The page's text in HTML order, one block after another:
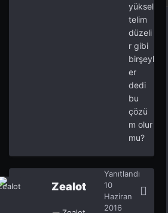
yüksel
telim
düzeli
r gibi
birşeyl
er
dedi
bu
çözü
m olur
mu?
Zealot
Yanıtlandı
10
Haziran
2016